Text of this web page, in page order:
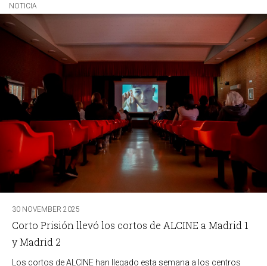
NOTICIA
30 NOVEMBER 2025
Corto Prisión llevó los cortos de ALCINE a Madrid 1
y Madrid 2
Los cortos de ALCINE han llegado esta semana a los centros